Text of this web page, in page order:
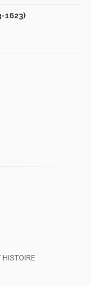
1623)
HISTOIRE